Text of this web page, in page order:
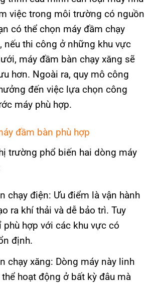
việc trong môi trường có nguồn
có thể chọn máy đầm chạy
nếu thi công ở những khu vực
máy đầm bàn chạy xăng sẽ
hơn. Ngoài ra, quy mô công
đến việc lựa chọn công
máy phù hợp.
đầm bàn phù hợp
trường phổ biến hai dòng máy
chạy điện: Ưu điểm là vận hành
ra khí thải và dễ bảo trì. Tuy
phù hợp với các khu vực có
định.
chạy xăng: Dòng máy này linh
hoạt động ở bất kỳ đâu mà